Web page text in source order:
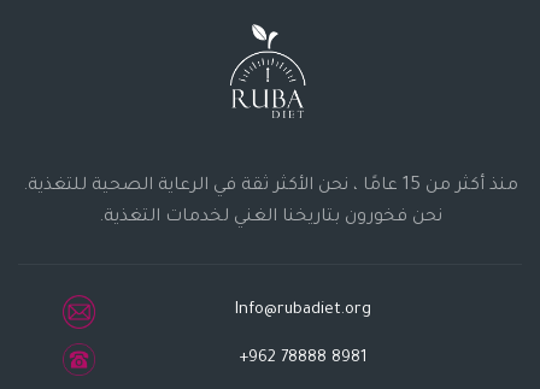
منذ أكثر من 15 عامًا ، نحن الأكثر ثقة في الرعاية الصحية للتغذية.
نحن فخورون بتاريخنا الغني لخدمات التغذية.
Info@rubadiet.org
+962 78888 8981